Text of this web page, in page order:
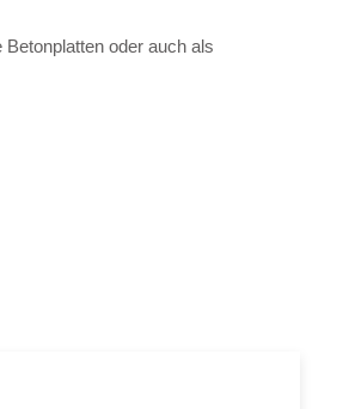
oder auch als